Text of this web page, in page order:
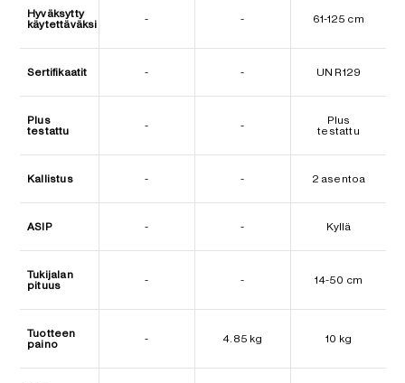
Hyväksytty
käytettäväksi
- - 61-125 cm
Sertifikaatit - - UN R129
Plus
testattu
- -
Plus
testattu
Kallistus - - 2 asentoa
ASIP - - Kyllä
Tukijalan
pituus
- - 14-50 cm
Tuotteen
paino
- 4.85 kg 10 kg